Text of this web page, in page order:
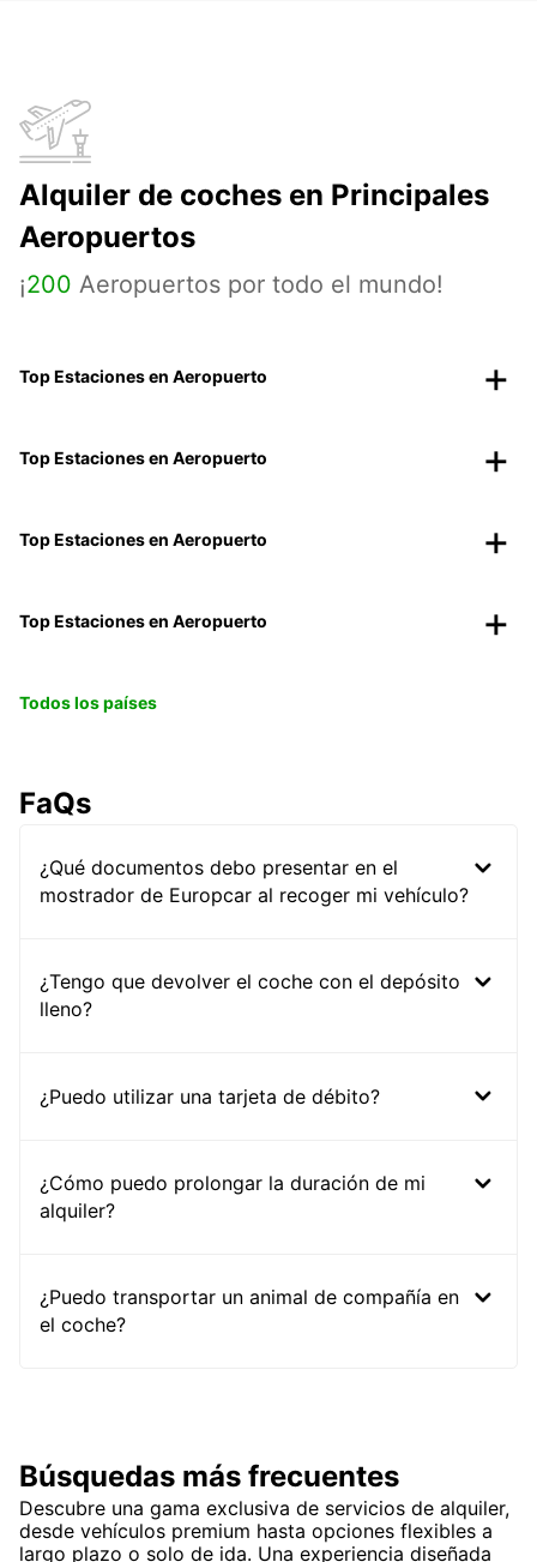
Alquiler de coches en Principales
Aeropuertos
¡200 Aeropuertos por todo el mundo!
Top Estaciones en Aeropuerto
Top Estaciones en Aeropuerto
Top Estaciones en Aeropuerto
Top Estaciones en Aeropuerto
Todos los países
FaQs
¿Qué documentos debo presentar en el
mostrador de Europcar al recoger mi vehículo?
¿Tengo que devolver el coche con el depósito
lleno?
¿Puedo utilizar una tarjeta de débito?
¿Cómo puedo prolongar la duración de mi
alquiler?
¿Puedo transportar un animal de compañía en
el coche?
Búsquedas más frecuentes
Descubre una gama exclusiva de servicios de alquiler,
desde vehículos premium hasta opciones flexibles a
largo plazo o solo de ida. Una experiencia diseñada